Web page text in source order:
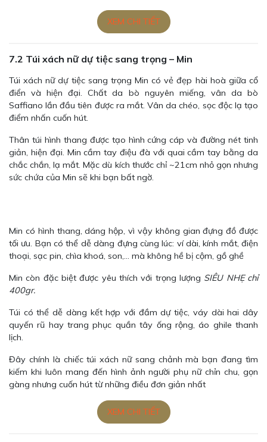
XEM CHI TIẾT
7.2 Túi xách nữ dự tiệc sang trọng – Min
Túi xách nữ dự tiệc sang trọng Min có vẻ đẹp hài hoà giữa cổ
điển và hiện đại. Chất da bò nguyên miếng, vân da bò
Saffiano lần đầu tiên được ra mắt. Vân da chéo, sọc độc lạ tạo
điểm nhấn cuốn hút.
Thân túi hình thang được tạo hình cứng cáp và đường nét tinh
giản, hiện đại. Min cầm tay điệu đà với quai cầm tay bằng da
chắc chắn, lạ mắt. Mặc dù kích thước chỉ ~21cm nhỏ gọn nhưng
sức chứa của Min sẽ khi bạn bất ngờ.
Min có hình thang, dáng hộp, vì vậy không gian đựng đồ được
tối ưu. Bạn có thể dễ dàng đựng cùng lúc: ví dài, kính mắt, điện
thoại, sạc pin, chìa khoá, son,… mà không hề bị cộm, gồ ghề
Min còn đặc biệt được yêu thích với trọng lượng SIÊU NHẸ chỉ
400gr.
Túi có thể dễ dàng kết hợp với đầm dự tiệc, váy dài hai dây
quyến rũ hay trang phục quần tây ống rộng, áo ghile thanh
lịch.
Đây chính là chiếc túi xách nữ sang chảnh mà bạn đang tìm
kiếm khi luôn mang đến hình ảnh người phụ nữ chỉn chu, gọn
gàng nhưng cuốn hút từ những điều đơn giản nhất
XEM CHI TIẾT